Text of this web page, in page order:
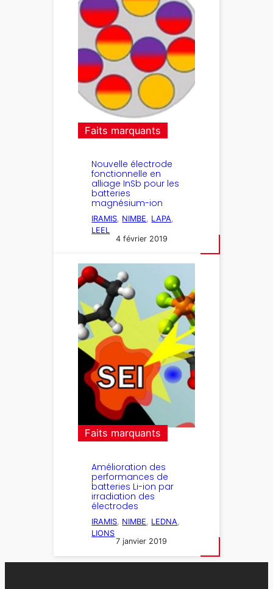
Faits marquants
Nouvelle électrode
fonctionnelle en
alliage InSb pour les
batteries
magnésium-ion
IRAMIS, NIMBE, LAPA
LEEL
4 février 2019
Faits marquants
Amélioration des
performances de
batteries Li-ion par
irradiation des
électrodes
IRAMIS NIMBE LEDNA
LIONS
7 janvier 2019